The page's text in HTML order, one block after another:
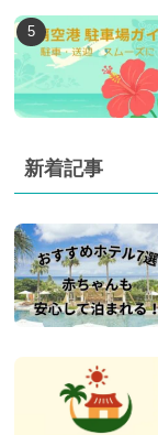
新着記事